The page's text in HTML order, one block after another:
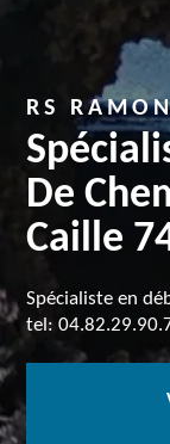
RS
De
Caille
Spécialiste en
tel: